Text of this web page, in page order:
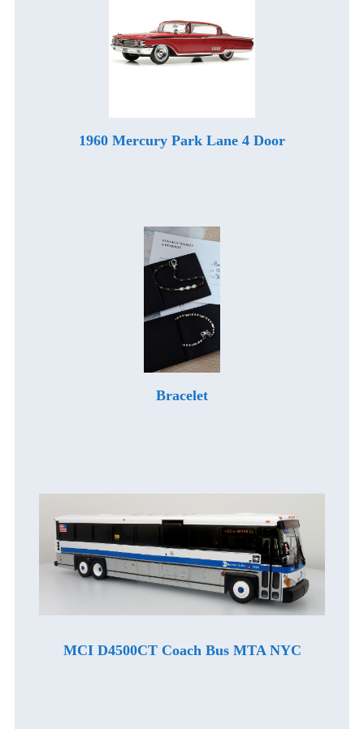
1960 Mercury Park Lane 4 Door
Bracelet
MCI D4500CT Coach Bus MTA NYC